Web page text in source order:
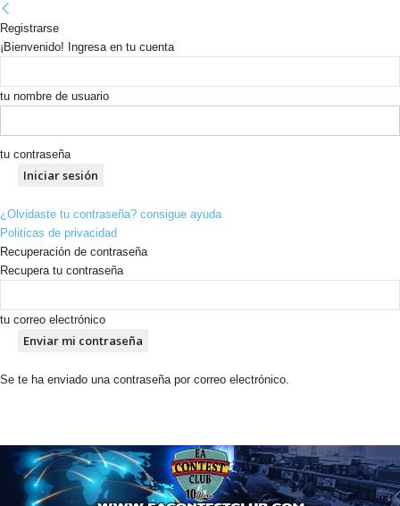
Registrarse
¡Bienvenido! Ingresa en tu cuenta
tu nombre de usuario
tu contraseña
¿Olvidaste tu contraseña? consigue ayuda
Politicas de privacidad
Recuperación de contraseña
Recupera tu contraseña
tu correo electrónico
Se te ha enviado una contraseña por correo electrónico.